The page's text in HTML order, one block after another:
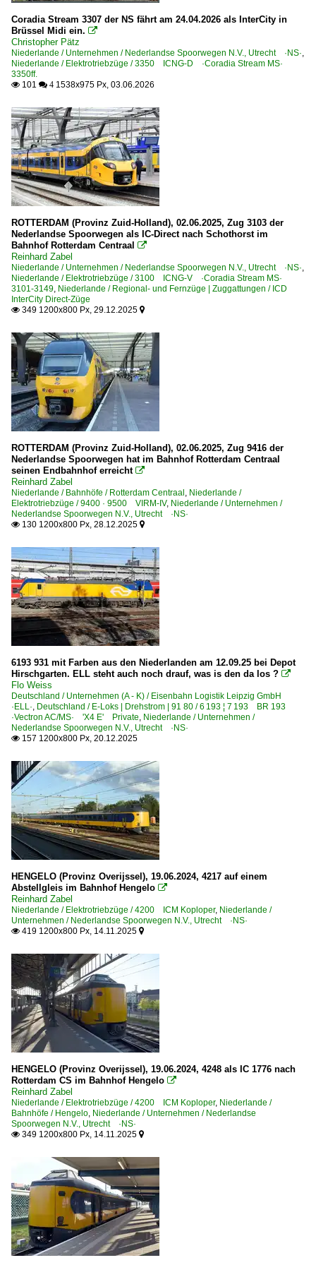
Frankfurt (Main) Hbf ·FF·
Grevenbroich
Hannover Hbf ·HH·
Bahnhöfe (R - Z)
Rathenow
Salzbergen
Dieseltriebzüge | 95 80
0 643 BR 643 ·Talent· Private
E-Loks | Drehstrom | 91 80
6 186 BR 186 ·Traxx MS2e·
6 193 ¦ 7 193 BR 193 ·Vectron AC/MS· 'X4 E' Private
6 193 BR 193 ·Vectron AC Batterie-Modul· Private
6 193 BR 193 ·Vectron AC/MS·
Elektrotriebzüge | 93 8x | ICE - IC
ICE 3 M BR 406 · 5 406
Regional- und Fernzüge
DbZ Überführungsfahrten, Züge für besondere Zwecke
NJ NightJet-Züge
Strecken | KBS 200-299
200 Berlin Ostbahnhof – Berlin Hbf – Berlin
Strecken | KBS 300-399
375 (Minden–) Löhne – Osnabrück – Rheine – Bad
Strecken | KBS 400-499
470 Köln – Bonn – Remagen – Koblenz ·linke
472 Köln-Steinstaße – Siegburg – Frankfurt Flughafen
Unternehmen (A - K)
Eisenbahn Logistik Leipzig GmbH ·ELL·
Unternehmen (L - Z)
Netinera - Prignitzer Eisenbahn GmbH, Berlin ·PEG·
Niederlande
Bahnhöfe
Amersfoort
Amsterdam Centraal
Den Haag
Enschede
Hengelo
Rotterdam Centraal
Venlo
Dieseltriebzüge
3400 · DM 90 Buffel
Serie 20 DE 'Kameel'
Serie 111-152 DE III · Plan U · Mat'64 'Hundekop'
E-Loks
BR 1186 · E 186 ·Traxx MS2e·
BR 1300
BR 1600
BR 1700
~ Sonstige
2012
2013
2014
2015
2018
2019
2020
2020
2021
2022
2023
2024
2025
Coradia Stream 3307 der NS fährt am 24.04.2026 als InterCity in
Brüssel Midi ein. 
Christopher Pätz
Niederlande / Unternehmen / Nederlandse Spoorwegen N.V., Utrecht ·NS·,
Niederlande / Elektrotriebzüge / 3350 ICNG-D ·Coradia Stream MS·
3350ff.
 101  4 1538x975 Px, 03.06.2026
ROTTERDAM (Provinz Zuid-Holland), 02.06.2025, Zug 3103 der
Nederlandse Spoorwegen als IC-Direct nach Schothorst im
Bahnhof Rotterdam Centraal 
Reinhard Zabel
Niederlande / Unternehmen / Nederlandse Spoorwegen N.V., Utrecht ·NS·,
Niederlande / Elektrotriebzüge / 3100 ICNG-V ·Coradia Stream MS·
3101-3149, Niederlande / Regional- und Fernzüge | Zuggattungen / ICD
InterCity Direct-Züge
 349 1200x800 Px, 29.12.2025 
ROTTERDAM (Provinz Zuid-Holland), 02.06.2025, Zug 9416 der
Nederlandse Spoorwegen hat im Bahnhof Rotterdam Centraal
seinen Endbahnhof erreicht 
Reinhard Zabel
Niederlande / Bahnhöfe / Rotterdam Centraal , Niederlande /
Elektrotriebzüge / 9400 · 9500 VIRM-IV, Niederlande / Unternehmen /
Nederlandse Spoorwegen N.V., Utrecht ·NS·
 130 1200x800 Px, 28.12.2025 
6193 931 mit Farben aus den Niederlanden am 12.09.25 bei Depot
Hirschgarten. ELL steht auch noch drauf, was is den da los ? 
Flo Weiss
Deutschland / Unternehmen (A - K) / Eisenbahn Logistik Leipzig GmbH
·ELL·, Deutschland / E-Loks | Drehstrom | 91 80 / 6 193 ¦ 7 193 BR 193
·Vectron AC/MS· 'X4 E' Private, Niederlande / Unternehmen /
Nederlandse Spoorwegen N.V., Utrecht ·NS·
 157 1200x800 Px, 20.12.2025
HENGELO (Provinz Overijssel), 19.06.2024, 4217 auf einem
Abstellgleis im Bahnhof Hengelo 
Reinhard Zabel
Niederlande / Elektrotriebzüge / 4200 ICM Koploper, Niederlande /
Unternehmen / Nederlandse Spoorwegen N.V., Utrecht ·NS·
 419 1200x800 Px, 14.11.2025 
HENGELO (Provinz Overijssel), 19.06.2024, 4248 als IC 1776 nach
Rotterdam CS im Bahnhof Hengelo 
Reinhard Zabel
Niederlande / Elektrotriebzüge / 4200 ICM Koploper, Niederlande /
Bahnhöfe / Hengelo, Niederlande / Unternehmen / Nederlandse
Spoorwegen N.V., Utrecht ·NS·
 349 1200x800 Px, 14.11.2025 